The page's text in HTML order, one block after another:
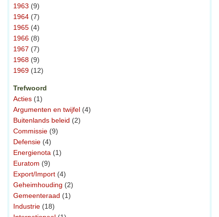
1963 (9)
1964 (7)
1965 (4)
1966 (8)
1967 (7)
1968 (9)
1969 (12)
Trefwoord
Acties (1)
Argumenten en twijfel (4)
Buitenlands beleid (2)
Commissie (9)
Defensie (4)
Energienota (1)
Euratom (9)
Export/Import (4)
Geheimhouding (2)
Gemeenteraad (1)
Industrie (18)